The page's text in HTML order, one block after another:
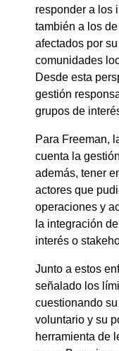
responder a los
también a los
afectados por
comunidades
Desde esta
gestión
grupos de
Para Freeman,
cuenta la
además, tener
actores que
operaciones y
la integración
interés o
Junto a estos
señalado los
cuestionando
voluntario y su
herramienta de